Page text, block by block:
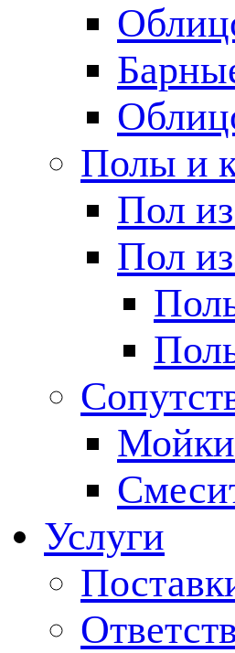
Полы и
Пол
Пол
Мойки
Услуги